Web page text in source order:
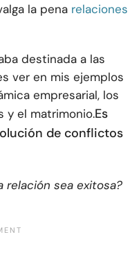
la pena relaciones
destinada a las
ver en mis ejemplos
empresarial, los
y el matrimonio.Es
de conflictos
relación sea exitosa?